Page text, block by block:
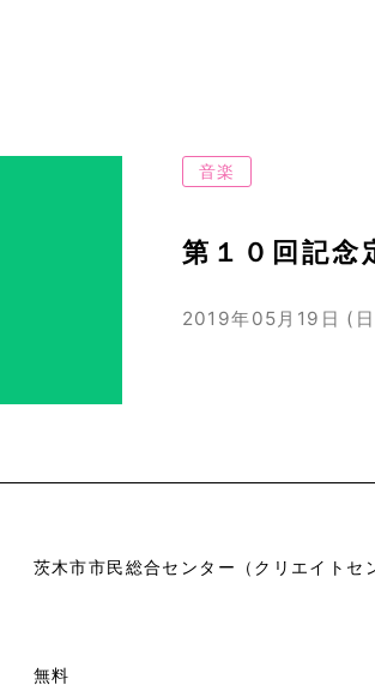
音楽
第１０回記念
2019年05月19日 (
茨木市市民総合センター（クリエイトセ
無料